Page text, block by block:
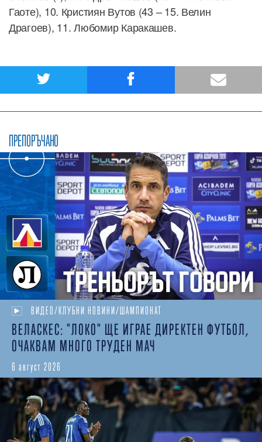
Гаоте), 10. Кристиян Вутов (43 – 15. Велин
Драгоев), 11. Любомир Каракашев.
ПРЕПОРЪЧАНО
ВИДЕО/КЛУБНИ НОВИНИ/ШАМПИОНАТ
ВЕЛАСКЕС: "ЛОКО" ЩЕ ИГРАЕ ДИРЕКТЕН ФУТБОЛ,
ОЧАКВАМ МНОГО ТРУДЕН МАЧ
6 август 2026